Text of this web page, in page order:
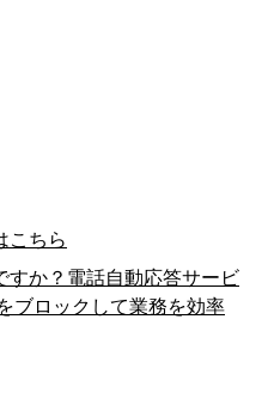
こちら
すか？電話自動応答サービ
ブロックして業務を効率